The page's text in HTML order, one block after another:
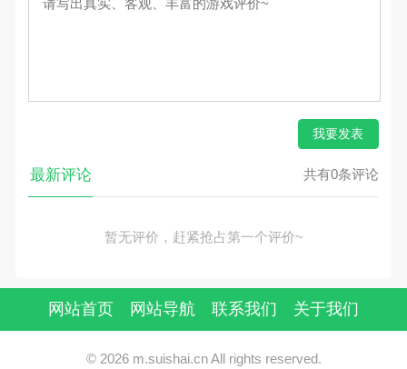
我要发表
最新评论 共有0条评论
暂无评价，赶紧抢占第一个评价~
网站首页 网站导航 联系我们 关于我们
© 2026 m.suishai.cn All rights reserved.